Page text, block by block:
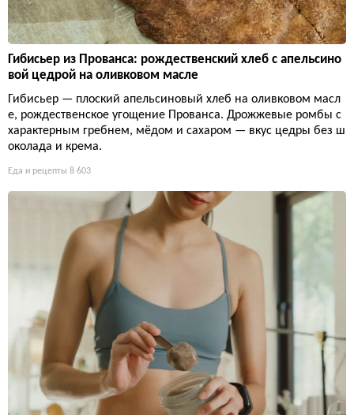
Гибисьер из Прованса: рождественский хлеб с апельсино
вой цедрой на оливковом масле
Гибисьер — плоский апельсиновый хлеб на оливковом масл
е, рождественское угощение Прованса. Дрожжевые ромбы с
характерным гребнем, мёдом и сахаром — вкус цедры без ш
околада и крема.
Еда и рецепты 8 603